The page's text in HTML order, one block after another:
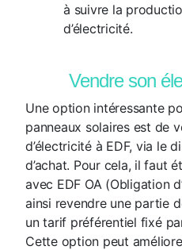
à suivre la
d’électricité.
Vendre son
Une option intéressante
panneaux solaires est de
d’électricité à EDF, via le
d’achat. Pour cela, il faut
avec EDF OA (Obligation
ainsi revendre une partie
un tarif préférentiel fixé
Cette option peut